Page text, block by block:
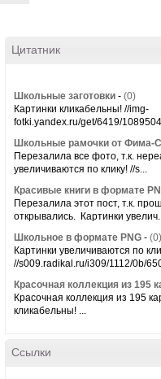
Цитатник
Школьные заготовки - (0)
Картинки кликабельны! //img-
fotki.yandex.ru/get/6419/
Школьные рамочки от Фима-
Перезалила все фото, т.к.
увеличиваются по клику! //s...
Красивые книги в формате
Перезалила этот пост, т.к.
открывались. Картинки
Школьное в формате PNG - (0)
Картинки увеличиваются по
//s009.radikal.ru/i309/1112/0b/
Красочная коллекция из 195
Красочная коллекция из 195
кликабельны! ...
Ссылки